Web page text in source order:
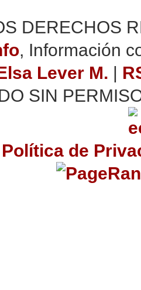
DERECHOS
, Información
Lever M. |
SIN
Política de